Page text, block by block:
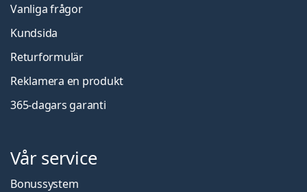
Vanliga frågor
Kundsida
Returformulär
Reklamera en produkt
365-dagars garanti
Vår service
Bonussystem